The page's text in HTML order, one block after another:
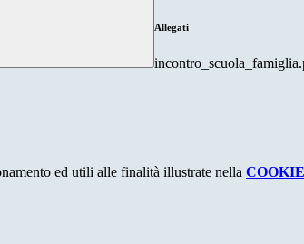
Allegati
ed utili alle finalità illustrate nella